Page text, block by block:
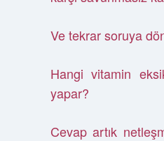
Ve tekrar soruya
Hangi vitamin
yapar?
Cevap artık